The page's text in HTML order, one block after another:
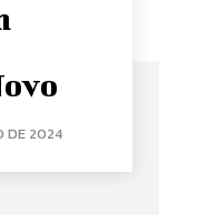
DE 2024